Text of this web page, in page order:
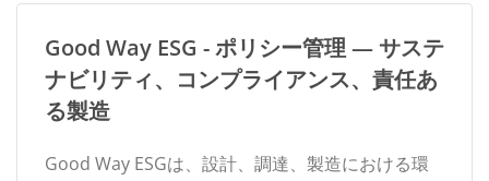
Good Way ESG - ポリシー管理 — サステ
ナビリティ、コンプライアンス、責任あ
る製造
Good Way ESGは、設計、調達、製造における環